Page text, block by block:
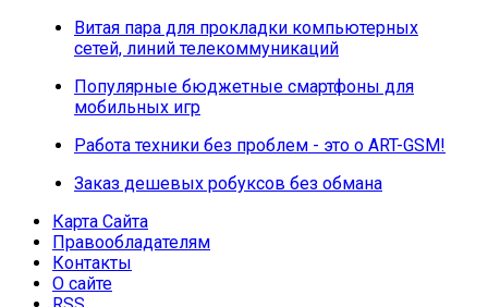
Витая пара для прокладки компьютерных
сетей, линий телекоммуникаций
Популярные бюджетные смартфоны для
мобильных игр
Работа техники без проблем - это о ART-GSM!
Заказ дешевых робуксов без обмана
Карта Сайта
Правообладателям
Контакты
О сайте